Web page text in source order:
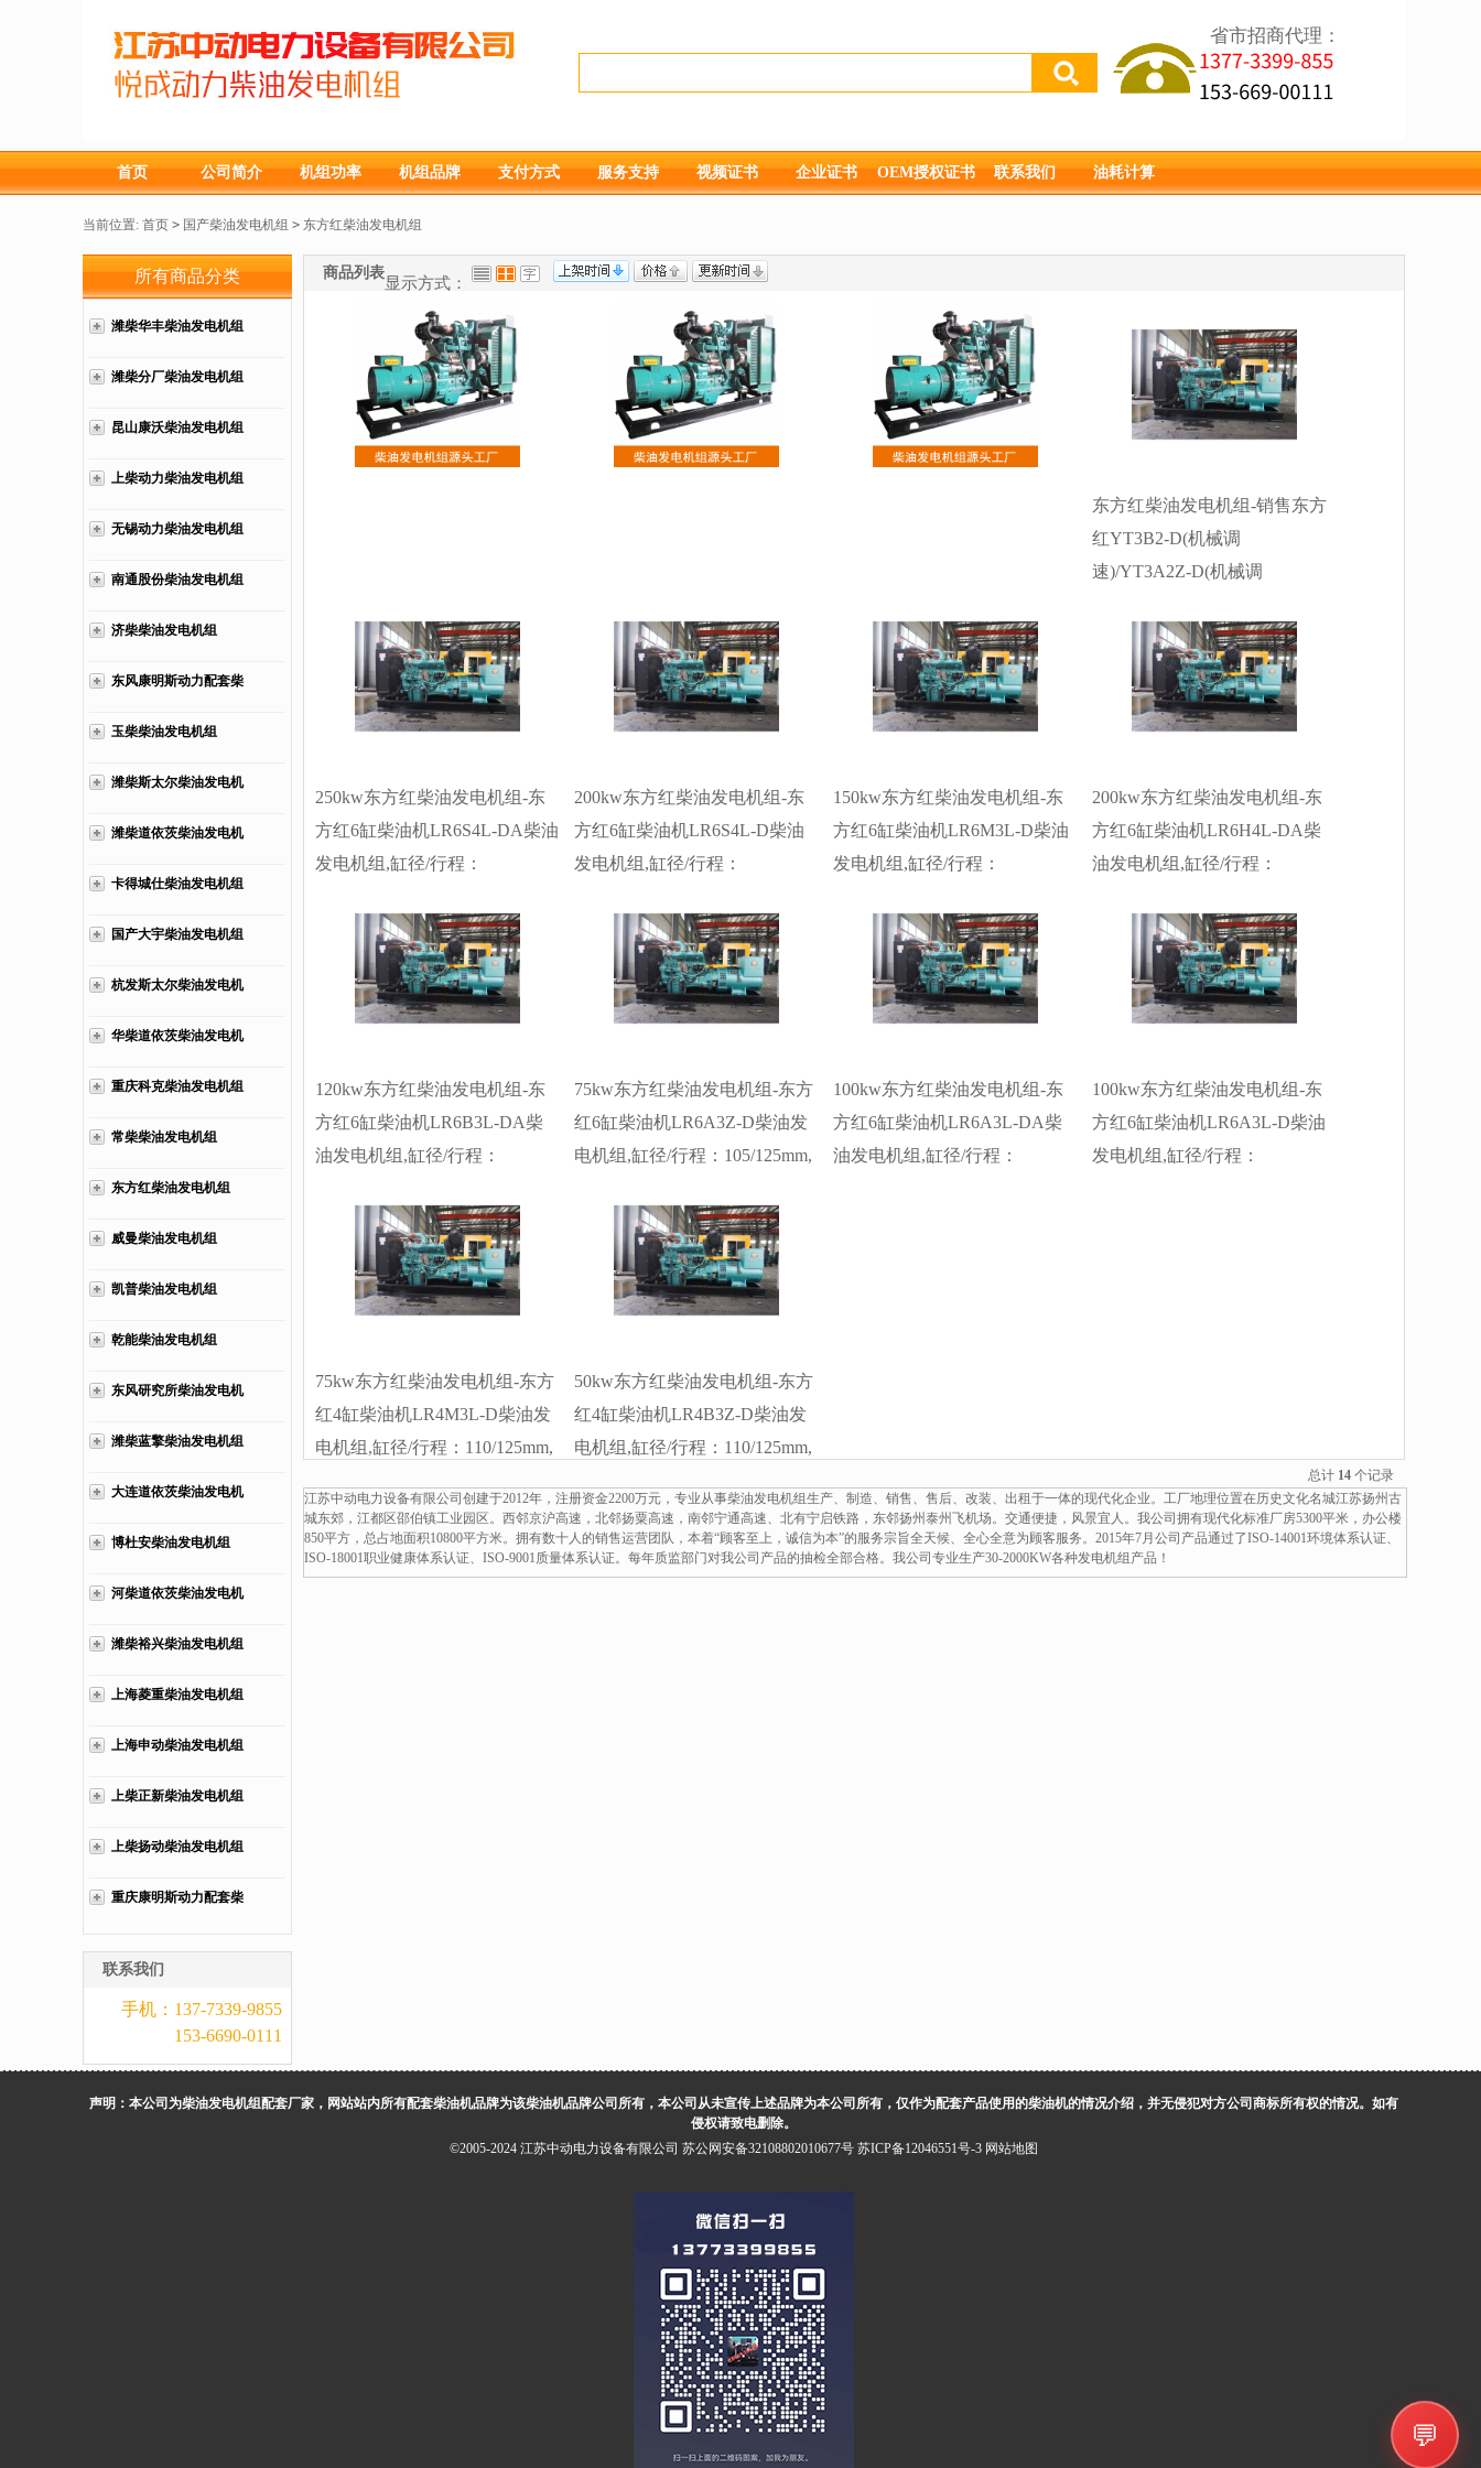
省市招商代理：
首页 公司简介 机组功率 机组品牌 支付方式 服务支持 视频证书 企业证书 OEM授权证书 联系我们 油耗计算
当前位置: 首页 > 国产柴油发电机组 > 东方红柴油发电机组
所有商品分类
潍柴华丰柴油发电机组
潍柴分厂柴油发电机组
昆山康沃柴油发电机组
上柴动力柴油发电机组
无锡动力柴油发电机组
南通股份柴油发电机组
济柴柴油发电机组
东风康明斯动力配套柴
玉柴柴油发电机组
潍柴斯太尔柴油发电机
潍柴道依茨柴油发电机
卡得城仕柴油发电机组
国产大宇柴油发电机组
杭发斯太尔柴油发电机
华柴道依茨柴油发电机
重庆科克柴油发电机组
常柴柴油发电机组
东方红柴油发电机组
威曼柴油发电机组
凯普柴油发电机组
乾能柴油发电机组
东风研究所柴油发电机
潍柴蓝擎柴油发电机组
大连道依茨柴油发电机
博杜安柴油发电机组
河柴道依茨柴油发电机
潍柴裕兴柴油发电机组
上海菱重柴油发电机组
上海申动柴油发电机组
上柴正新柴油发电机组
上柴扬动柴油发电机组
重庆康明斯动力配套柴
联系我们
手机：137-7339-9855
153-6690-0111
商品列表
显示方式：
东方红柴油发电机组-销售东方
红YT3B2-D(机械调
速)/YT3A2Z-D(机械调
速)/YT4B2Z-D(机械调
速)/LR4B3Z-D(机械调
速)/LR4M3L-D(电子调
速)/LR4N5LP-D(电子调
速)/LR6B3L-D(电子调
速)/LR6M3L-D(电子调
速)/YM6H4L-D(电子调
速)/YM6S4L-D(电子调
速)/YM6S4LF-D(电子调
速)/YM6S9L-D(电子调
250kw东方红柴油发电机组-东
方红6缸柴油机LR6S4L-DA柴油
发电机组,缸径/行程：
发动机功率255KW,柴油发电机
组配套马拉松斯坦福发电机。
厂价直销欢迎选购：
13773399855。
200kw东方红柴油发电机组-东
方红6缸柴油机LR6S4L-D柴油
发电机组,缸径/行程：
发动机功率220KW,柴油发电机
组配套马拉松斯坦福发电机。
厂价直销欢迎选购：
13773399855。
150kw东方红柴油发电机组-东
方红6缸柴油机LR6M3L-D柴油
发电机组,缸径/行程：
发动机功率155KW,柴油发电机
组配套马拉松斯坦福发电机。
厂价直销欢迎选购：
13773399855。
200kw东方红柴油发电机组-东
方红6缸柴油机LR6H4L-DA柴
油发电机组,缸径/行程：
发动机功率206KW,柴油发电机
组配套马拉松斯坦福发电机。
厂价直销欢迎选购：
13773399855。
120kw东方红柴油发电机组-东
方红6缸柴油机LR6B3L-DA柴
油发电机组,缸径/行程：
发动机功率138KW,柴油发电机
组配套马拉松斯坦福发电机。
厂价直销欢迎选购：
13773399855。
75kw东方红柴油发电机组-东方
红6缸柴油机LR6A3Z-D柴油发
电机组,缸径/行程：105/125mm,
90KW,柴油发电机组配套马拉松
斯坦福发电机。厂价直销欢迎
选购：13773399855。
100kw东方红柴油发电机组-东
方红6缸柴油机LR6A3L-DA柴
油发电机组,缸径/行程：
100kw东方红柴油发电机组-东
方红6缸柴油机LR6A3L-D柴油
发电机组,缸径/行程：
75kw东方红柴油发电机组-东方
红4缸柴油机LR4M3L-D柴油发
电机组,缸径/行程：110/125mm,
82KW,柴油发电机组配套马拉松
斯坦福发电机。厂价直销欢迎
选购：13773399855。
50kw东方红柴油发电机组-东方
红4缸柴油机LR4B3Z-D柴油发
电机组,缸径/行程：110/125mm,
62KW,柴油发电机组配套马拉松
斯坦福发电机。厂价直销欢迎
选购：13773399855。
总计 14 个记录
江苏中动电力设备有限公司创建于2012年，注册资金2200万元，专业从事柴油发电机组生产、制造、销售、售后、改装、出租于一体的现代化企业。工厂地理位置在历史文化名城江苏扬州古
城东郊，江都区邵伯镇工业园区。西邻京沪高速，北邻扬粟高速，南邻宁通高速、北有宁启铁路，东邻扬州泰州飞机场。交通便捷，风景宜人。我公司拥有现代化标准厂房5300平米，办公楼
850平方，总占地面积10800平方米。拥有数十人的销售运营团队，本着“顾客至上，诚信为本”的服务宗旨全天候、全心全意为顾客服务。2015年7月公司产品通过了ISO-14001环境体系认证、
ISO-18001职业健康体系认证、ISO-9001质量体系认证。每年质监部门对我公司产品的抽检全部合格。我公司专业生产30-2000KW各种发电机组产品！
声明：本公司为柴油发电机组配套厂家，网站站内所有配套柴油机品牌为该柴油机品牌公司所有，本公司从未宣传上述品牌为本公司所有，仅作为配套产品使用的柴油机的情况介绍，并无侵犯对方公司商标所有权的情况。如有
侵权请致电删除。
©2005-2024 江苏中动电力设备有限公司 苏公网安备32108802010677号 苏ICP备12046551号-3 网站地图
💬